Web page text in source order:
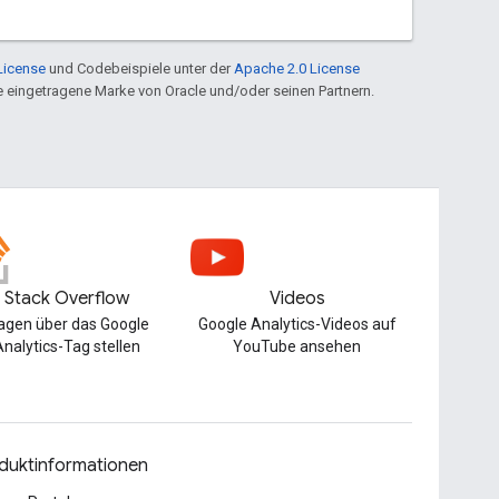
und Codebeispiele unter der Apache 2.0 License
eingetragene Marke von Oracle und/oder seinen Partnern.
Stack Overflow
über das Google
Tag stellen
Videos
Google Analytics-Videos auf
YouTube ansehen